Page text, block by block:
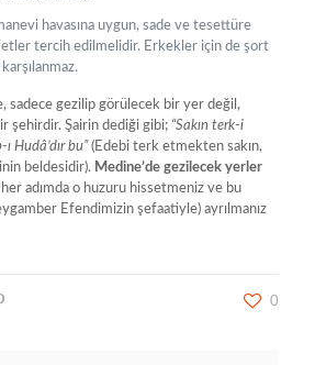
havasına uygun, sade ve tesettüre
tercih edilmelidir. Erkekler için de şort
sadece gezilip görülecek bir yer değil,
şehirdir. Şairin dediği gibi; “Sakın terk-i
Hudâ’dır bu”(Edebi terk etmekten sakın,
beldesidir). Medine’de gezilecek yerler
adımda o huzuru hissetmeniz ve bu
Efendimizin şefaatiyle) ayrılmanız
0